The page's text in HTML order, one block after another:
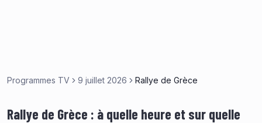
Programmes TV 9 juillet 2026 Rallye de Grèce
Rallye de Grèce : à quelle heure et sur quelle